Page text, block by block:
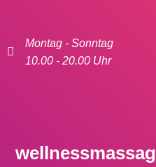
Montag - Sonntag
10.00 - 20.00 Uhr